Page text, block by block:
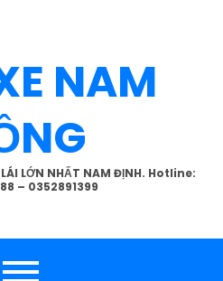
NAM
LỚN NHẤT NAM ĐỊNH. Hotline:
– 0352891399